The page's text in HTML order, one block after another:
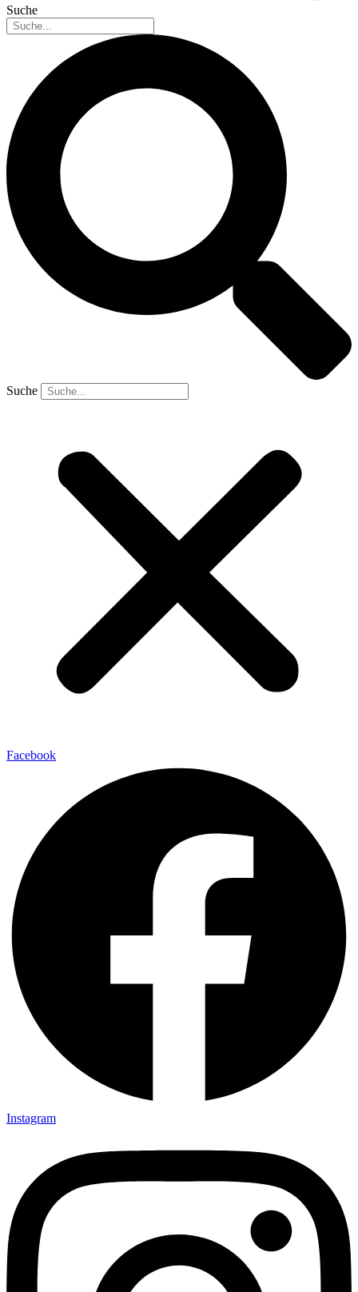
Suche
Suche
Facebook
Instagram